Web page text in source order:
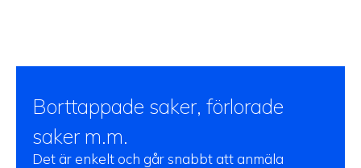
Borttappade saker, förlorade
saker m.m.
Det är enkelt och går snabbt att anmäla